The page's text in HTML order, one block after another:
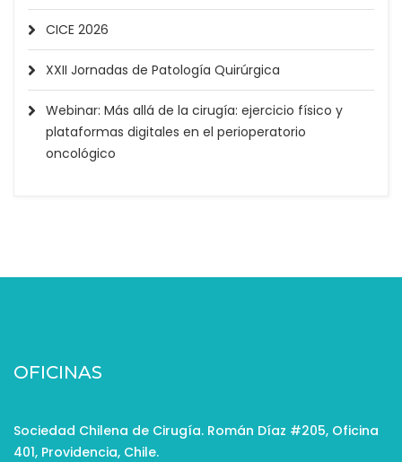
CICE 2026
XXII Jornadas de Patología Quirúrgica
Webinar: Más allá de la cirugía: ejercicio físico y
plataformas digitales en el perioperatorio
oncológico
OFICINAS
Sociedad Chilena de Cirugía. Román Díaz #205, Oficina
401, Providencia, Chile.